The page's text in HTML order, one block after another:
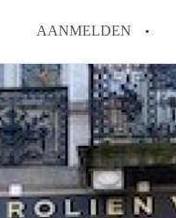
AANMELDEN